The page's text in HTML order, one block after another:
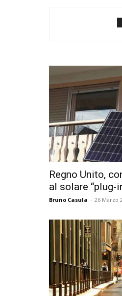
Regno Unito,
al solare “plug-
Bruno Casula - 26 Marzo